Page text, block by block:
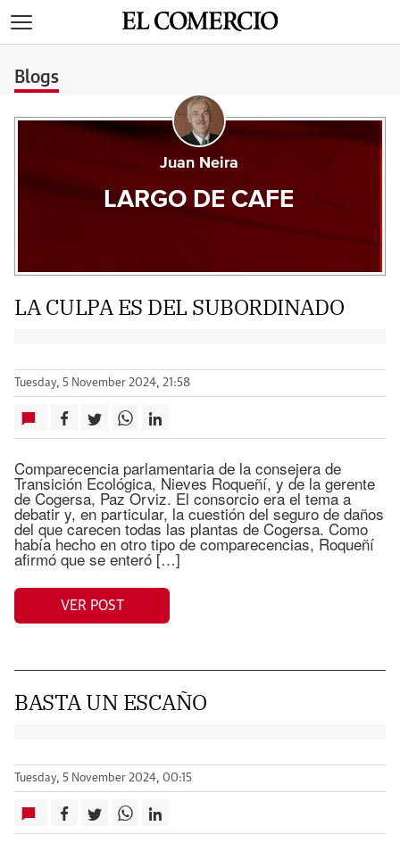
Blogs
Juan Neira
LARGO DE CAFE
LA CULPA ES DEL SUBORDINADO
Tuesday, 5 November 2024, 21:58
Comparecencia parlamentaria de la consejera de
Transición Ecológica, Nieves Roqueñí, y de la gerente
de Cogersa, Paz Orviz. El consorcio era el tema a
debatir y, en particular, la cuestión del seguro de daños
del que carecen todas las plantas de Cogersa. Como
había hecho en otro tipo de comparecencias, Roqueñí
afirmó que se enteró […]
VER POST
BASTA UN ESCAÑO
Tuesday, 5 November 2024, 00:15